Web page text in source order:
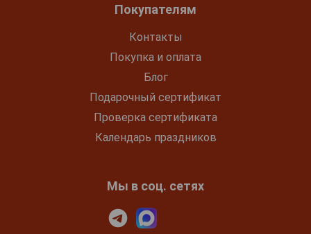
Покупателям
Контакты
Покупка и оплата
Блог
Подарочный сертификат
Проверка сертификата
Календарь праздников
Мы в соц. сетях